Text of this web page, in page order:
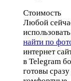
Стоимость
Любой
найти по
интернет
в Telegram
готовы